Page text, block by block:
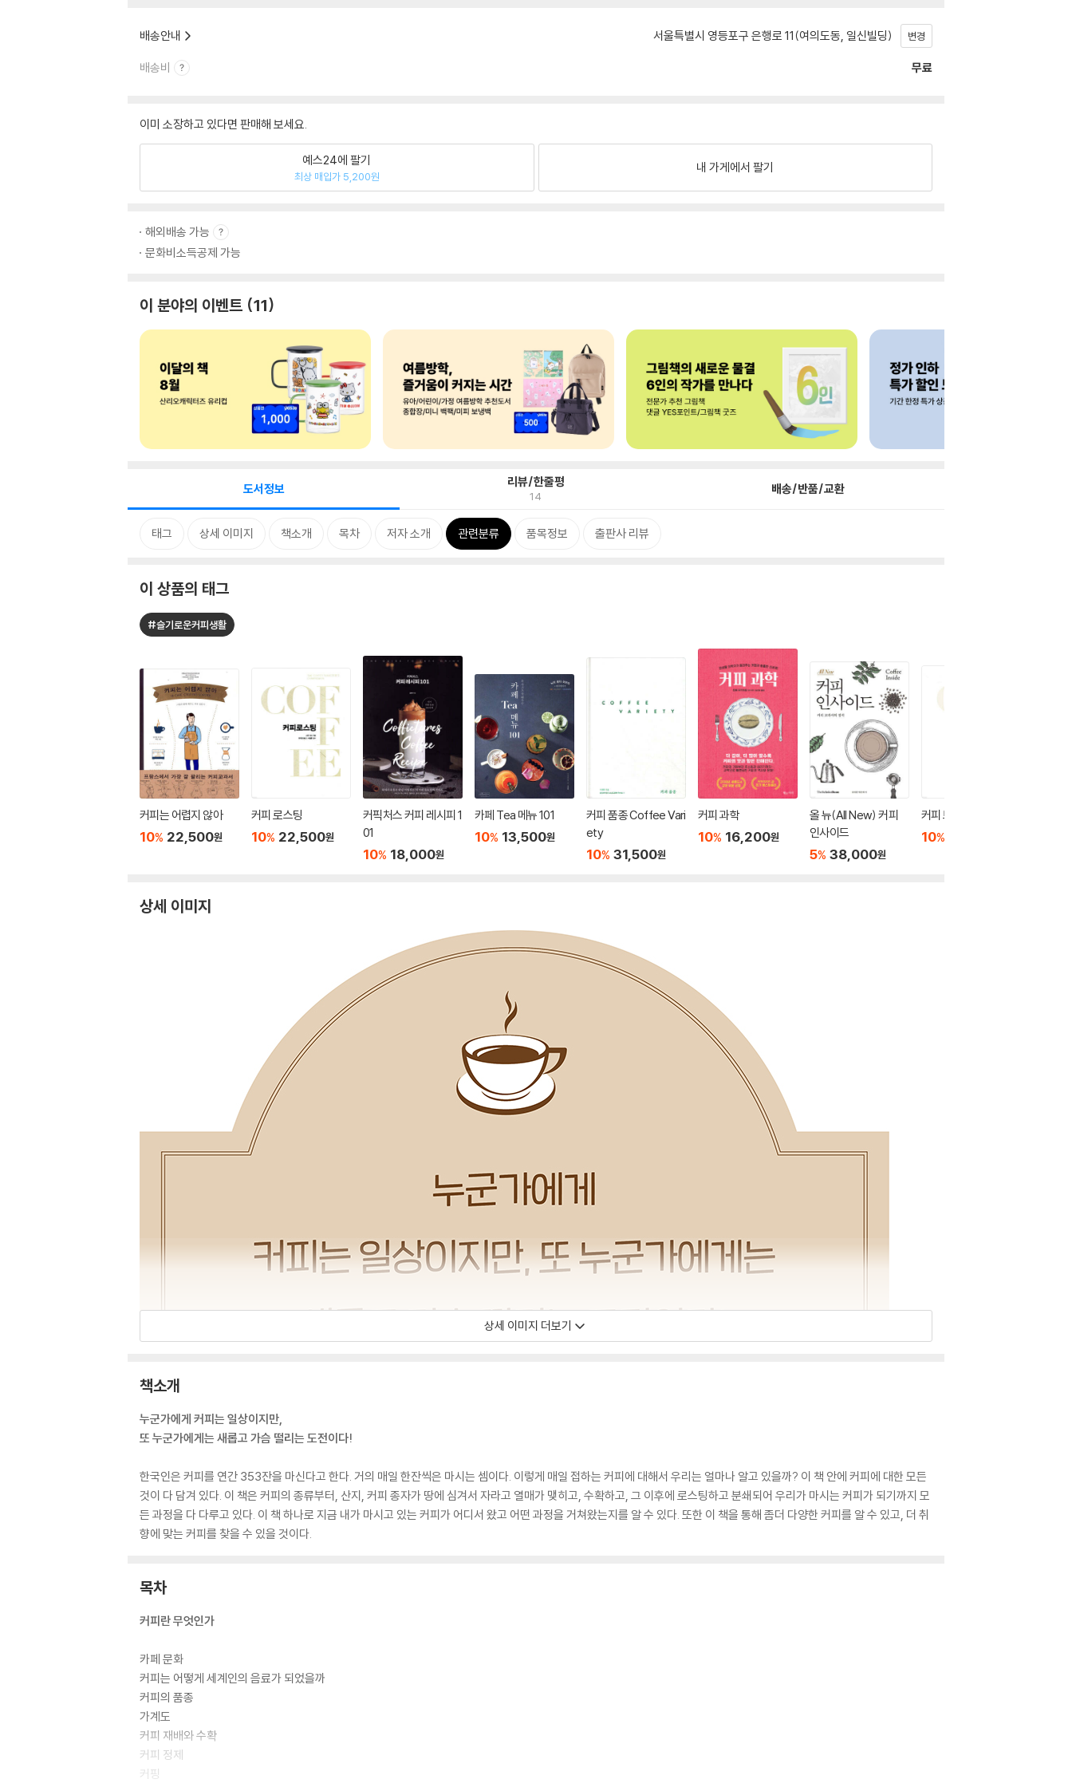
배송안내 서울특별시 영등포구 은행로 11(여의도동, 일신빌딩) 변경
배송비 무료
이미 소장하고 있다면 판매해 보세요.
예스24에 팔기
최상 매입가 5,200원
내 가게에서 팔기
해외배송 가능
문화비소득공제 가능
이 분야의 이벤트 11
도서정보 리뷰/한줄평
14 배송/반품/교환
태그 상세 이미지 책소개 목차 저자 소개 관련분류 품목정보 출판사 리뷰
이 상품의 태그
#슬기로운커피생활
커피는 어렵지 않아
10% 22,500원
커피 로스팅
10% 22,500원
커픽처스 커피 레시피 1
01
10% 18,000원
카페 Tea 메뉴 101
10% 13,500원
커피 품종 Coffee Vari
ety
10% 31,500원
커피 과학
10% 16,200원
올 뉴(All New) 커피
인사이드
5% 38,000원
커피 브루잉
10%
상세 이미지
상세 이미지 더보기
책소개
누군가에게 커피는 일상이지만,
또 누군가에게는 새롭고 가슴 떨리는 도전이다!
한국인은 커피를 연간 353잔을 마신다고 한다. 거의 매일 한잔씩은 마시는 셈이다. 이렇게 매일 접하는 커피에 대해서 우리는 얼마나 알고 있을까? 이 책 안에 커피에 대한 모든
것이 다 담겨 있다. 이 책은 커피의 종류부터, 산지, 커피 종자가 땅에 심겨서 자라고 열매가 맺히고, 수확하고, 그 이후에 로스팅하고 분쇄되어 우리가 마시는 커피가 되기까지 모
든 과정을 다 다루고 있다. 이 책 하나로 지금 내가 마시고 있는 커피가 어디서 왔고 어떤 과정을 거쳐왔는지를 알 수 있다. 또한 이 책을 통해 좀더 다양한 커피를 알 수 있고, 더 취
향에 맞는 커피를 찾을 수 있을 것이다.
목차
커피란 무엇인가
카페 문화
커피는 어떻게 세계인의 음료가 되었을까
커피의 품종
가계도
커피 재배와 수확
커피 정제
커핑